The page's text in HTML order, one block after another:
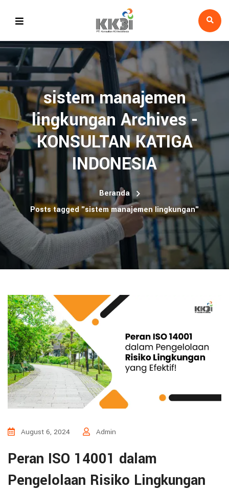
sistem manajemen
lingkungan Archives -
KONSULTAN KATIGA
INDONESIA
Beranda
Posts tagged "sistem manajemen lingkungan"
August 6, 2024 Admin
Peran ISO 14001 dalam
Pengelolaan Risiko Lingkungan